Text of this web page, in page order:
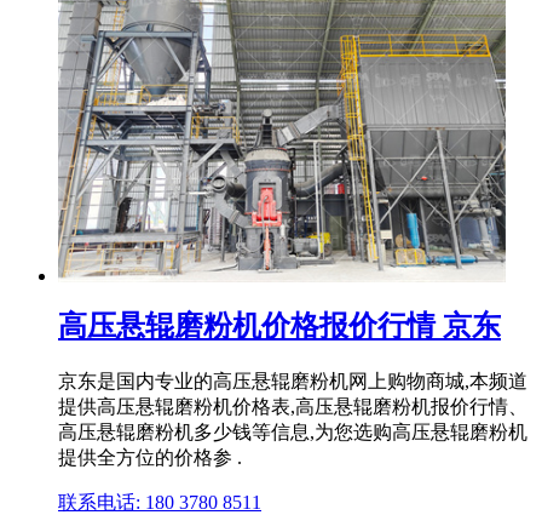
高压悬辊磨粉机价格报价行情 京东
京东是国内专业的高压悬辊磨粉机网上购物商城,本频道
提供高压悬辊磨粉机价格表,高压悬辊磨粉机报价行情、
高压悬辊磨粉机多少钱等信息,为您选购高压悬辊磨粉机
提供全方位的价格参 .
联系电话: 180 3780 8511